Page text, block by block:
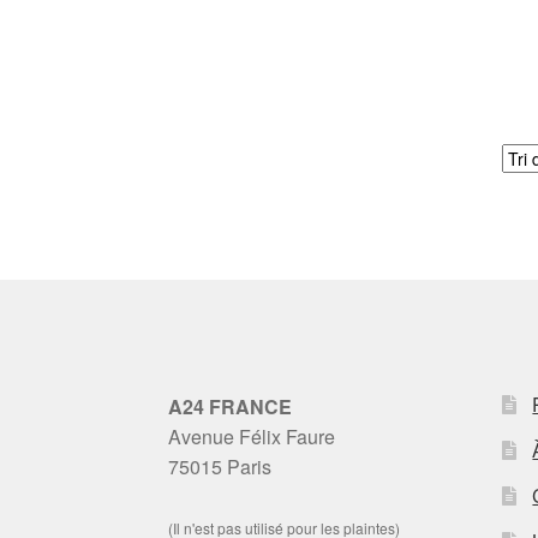
A24 FRANCE
Avenue Félix Faure
75015 Paris
(Il n'est pas utilisé pour les plaintes)